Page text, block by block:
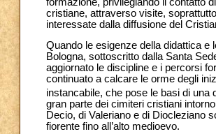
cristiane, attraverso visite,
interessate dalla diffusione del
Quando le esigenze della didattica e
Bologna, sottoscritto dalla Santa
aggiornato le discipline e i percorsi
continuato a calcare le orme degli
instancabile, che pose le basi di una
gran parte dei cimiteri cristiani
Decio, di Valeriano e di Diocleziano
fiorente fino all’alto medioevo.